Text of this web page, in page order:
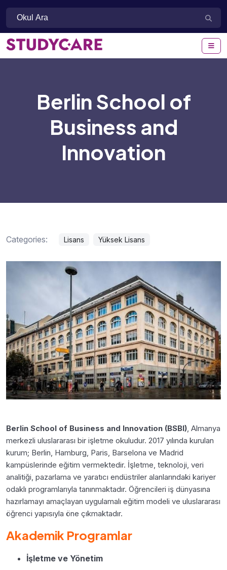
Berlin School of
Business and
Innovation
Categories: Lisans Yüksek Lisans
Berlin School of Business and Innovation (BSBI), Almanya
merkezli uluslararası bir işletme okuludur. 2017 yılında kurulan
kurum; Berlin, Hamburg, Paris, Barselona ve Madrid
kampüslerinde eğitim vermektedir. İşletme, teknoloji, veri
analitiği, pazarlama ve yaratıcı endüstriler alanlarındaki kariyer
odaklı programlarıyla tanınmaktadır. Öğrencileri iş dünyasına
hazırlamayı amaçlayan uygulamalı eğitim modeli ve uluslararası
öğrenci yapısıyla öne çıkmaktadır.
Akademik Programlar
İşletme ve Yönetim